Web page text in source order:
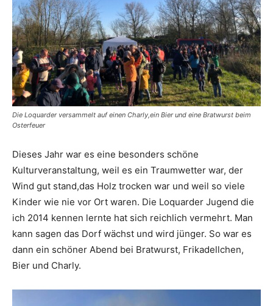
Die Loquarder versammelt auf einen Charly,ein Bier und eine Bratwurst beim
Osterfeuer
Dieses Jahr war es eine besonders schöne
Kulturveranstaltung, weil es ein Traumwetter war, der
Wind gut stand,das Holz trocken war und weil so viele
Kinder wie nie vor Ort waren. Die Loquarder Jugend die
ich 2014 kennen lernte hat sich reichlich vermehrt. Man
kann sagen das Dorf wächst und wird jünger. So war es
dann ein schöner Abend bei Bratwurst, Frikadellchen,
Bier und Charly.